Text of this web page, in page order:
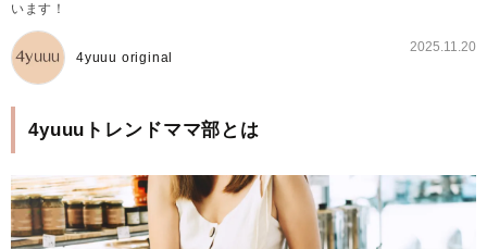
います！
4yuuu original
2025.11.20
4yuuuトレンドママ部とは